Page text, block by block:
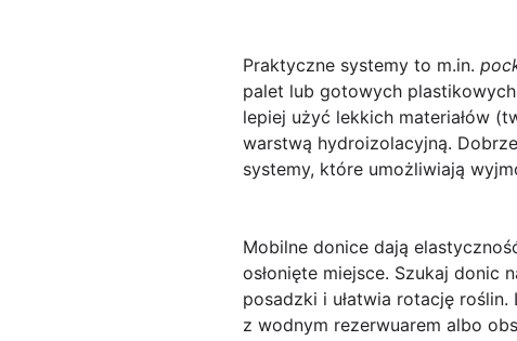
Praktyczne systemy to m.in.
palet lub gotowych
lepiej użyć lekkich materiałów
warstwą hydroizolacyjną.
systemy, które umożliwiają
Mobilne donice dają
osłonięte miejsce. Szukaj donic
posadzki i ułatwia rotację
z wodnym rezerwuarem albo